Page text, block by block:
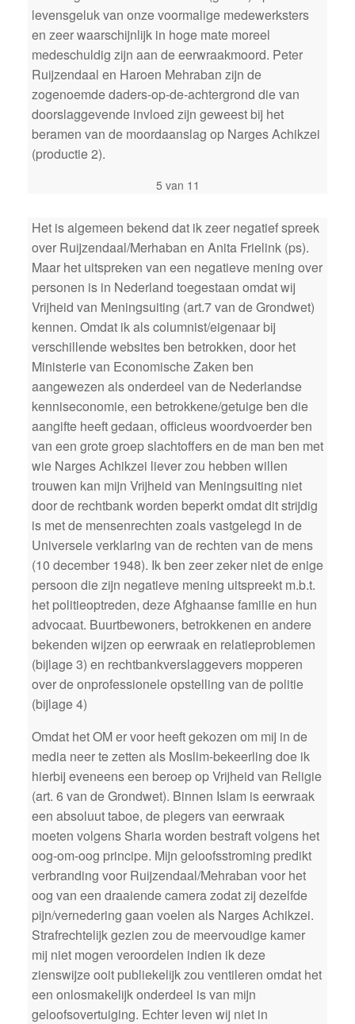
levensgeluk van onze voormalige medewerksters
en zeer waarschijnlijk in hoge mate moreel
medeschuldig zijn aan de eerwraakmoord. Peter
Ruijzendaal en Haroen Mehraban zijn de
zogenoemde daders-op-de-achtergrond die van
doorslaggevende invloed zijn geweest bij het
beramen van de moordaanslag op Narges Achikzei
(productie 2).
5 van 11
Het is algemeen bekend dat ik zeer negatief spreek
over Ruijzendaal/Merhaban en Anita Frielink (ps).
Maar het uitspreken van een negatieve mening over
personen is in Nederland toegestaan omdat wij
Vrijheid van Meningsuiting (art.7 van de Grondwet)
kennen. Omdat ik als columnist/eigenaar bij
verschillende websites ben betrokken, door het
Ministerie van Economische Zaken ben
aangewezen als onderdeel van de Nederlandse
kenniseconomie, een betrokkene/getuige ben die
aangifte heeft gedaan, officieus woordvoerder ben
van een grote groep slachtoffers en de man ben met
wie Narges Achikzei liever zou hebben willen
trouwen kan mijn Vrijheid van Meningsuiting niet
door de rechtbank worden beperkt omdat dit strijdig
is met de mensenrechten zoals vastgelegd in de
Universele verklaring van de rechten van de mens
(10 december 1948). Ik ben zeer zeker niet de enige
persoon die zijn negatieve mening uitspreekt m.b.t.
het politieoptreden, deze Afghaanse familie en hun
advocaat. Buurtbewoners, betrokkenen en andere
bekenden wijzen op eerwraak en relatieproblemen
(bijlage 3) en rechtbankverslaggevers mopperen
over de onprofessionele opstelling van de politie
(bijlage 4)
Omdat het OM er voor heeft gekozen om mij in de
media neer te zetten als Moslim-bekeerling doe ik
hierbij eveneens een beroep op Vrijheid van Religie
(art. 6 van de Grondwet). Binnen Islam is eerwraak
een absoluut taboe, de plegers van eerwraak
moeten volgens Sharia worden bestraft volgens het
oog-om-oog principe. Mijn geloofsstroming predikt
verbranding voor Ruijzendaal/Mehraban voor het
oog van een draaiende camera zodat zij dezelfde
pijn/vernedering gaan voelen als Narges Achikzei.
Strafrechtelijk gezien zou de meervoudige kamer
mij niet mogen veroordelen indien ik deze
zienswijze ooit publiekelijk zou ventileren omdat het
een onlosmakelijk onderdeel is van mijn
geloofsovertuiging. Echter leven wij niet in